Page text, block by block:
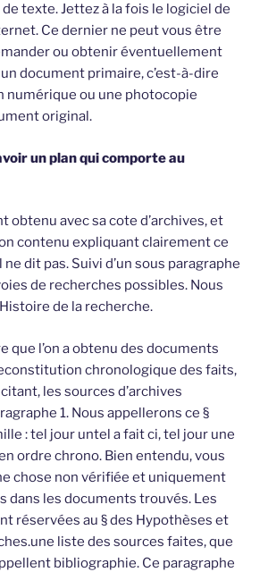
texte. Jettez à la fois le logiciel de
Ce dernier ne peut vous être
ou obtenir éventuellement
document primaire, c’est-à-dire
numérique ou une photocopie
original.
un plan qui comporte au
obtenu avec sa cote d’archives, et
contenu expliquant clairement ce
ne dit pas. Suivi d’un sous paragraphe
de recherches possibles. Nous
de la recherche.
que l’on a obtenu des documents
chronologique des faits,
les sources d’archives
1. Nous appellerons ce §
: tel jour untel a fait ci, tel jour une
ordre chrono. Bien entendu, vous
chose non vérifiée et uniquement
dans les documents trouvés. Les
réservées au § des Hypothèses et
liste des sources faites, que
bibliographie. Ce paragraphe